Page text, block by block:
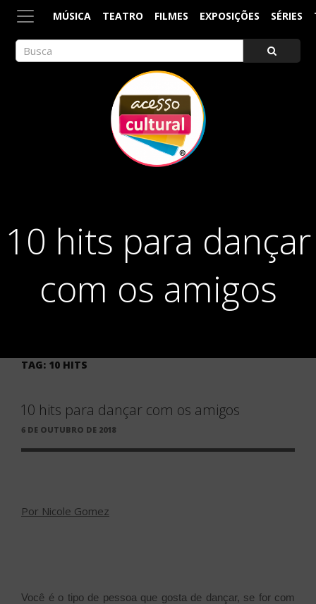
MÚSICA TEATRO FILMES EXPOSIÇÕES SÉRIES
10 hits para dançar
com os amigos
TAG: 10 HITS
10 hits para dançar com os amigos
PUBLICADO
6 DE OUTUBRO DE 2018
Por Nicole Gomez
Você é o tipo de pessoa que gosta de dançar, se for com